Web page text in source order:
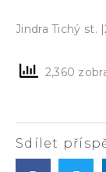
Jindra Tichý st.
2,360
Sdílet